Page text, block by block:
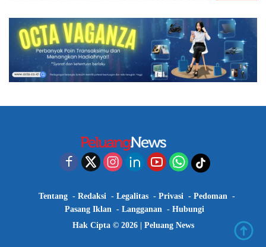
Tentang Redaksi Legalitas Privasi
Pedoman
Pasang Iklan
Langganan
Hubungi
Hak Cipta © 2026 | Peluang News